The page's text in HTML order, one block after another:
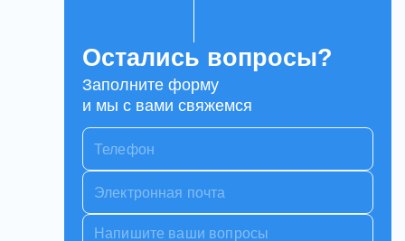
Остались вопросы?
Заполните форму
и мы с вами свяжемся